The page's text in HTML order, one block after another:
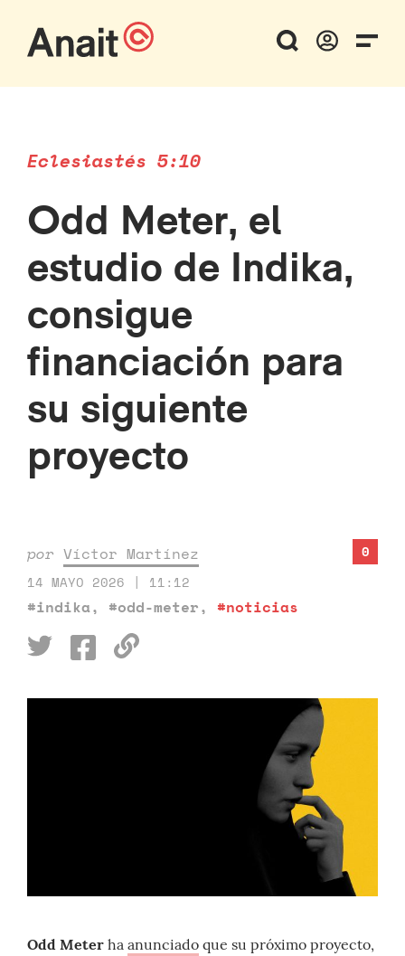
Eclesiastés 5:10
Odd Meter, el
estudio de Indika,
consigue
financiación para
su siguiente
proyecto
por Víctor Martínez
14 MAYO 2026 | 11:12
#indika, #odd-meter, #noticias
0
Odd Meter ha anunciado que su próximo proyecto,